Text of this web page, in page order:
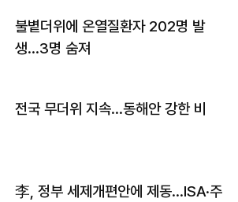
불볕더위에 온열질환자 202명 발
생…3명 숨져
전국 무더위 지속…동해안 강한 비
李, 정부 세제개편안에 제동…ISA·주